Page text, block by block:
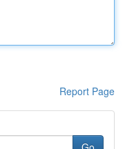
Report Page